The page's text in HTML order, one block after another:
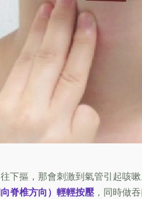
下摳，那會刺激到氣管引起咳
脊椎方向）輕輕按壓 ，同時做